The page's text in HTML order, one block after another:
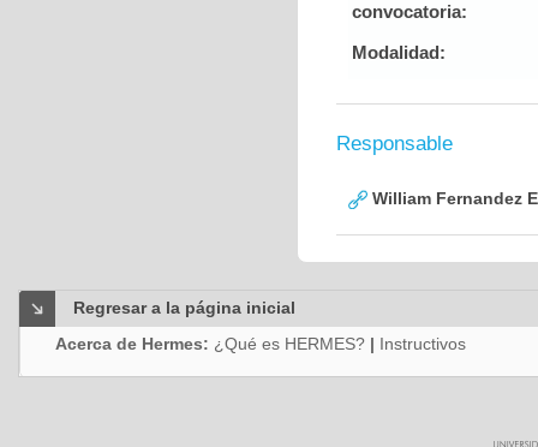
convocatoria:
Modalidad:
Responsable
William Fernandez
Regresar a la página inicial
Acerca de Hermes: ¿Qué es HERMES? | Instructivos